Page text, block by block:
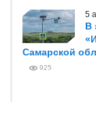
5
В
Самарской
925